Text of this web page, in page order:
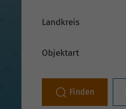
Landkreis
Objektart
Finden